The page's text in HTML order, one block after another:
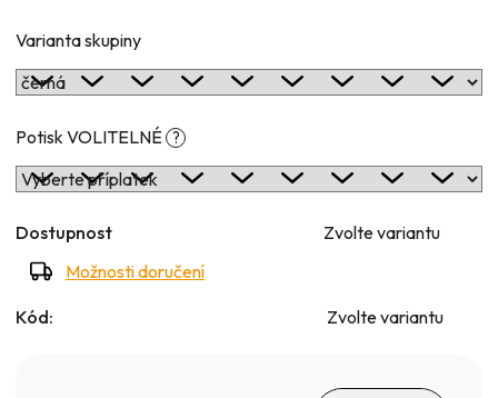
Varianta skupiny
Potisk VOLITELNÉ ?
Dostupnost
Zvolte variantu
Možnosti doručení
Kód: Zvolte variantu